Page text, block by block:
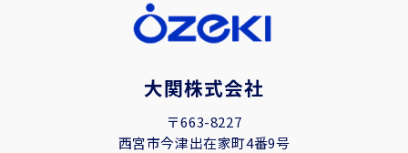
大関株式会社
〒663-8227
西宮市今津出在家町4番9号